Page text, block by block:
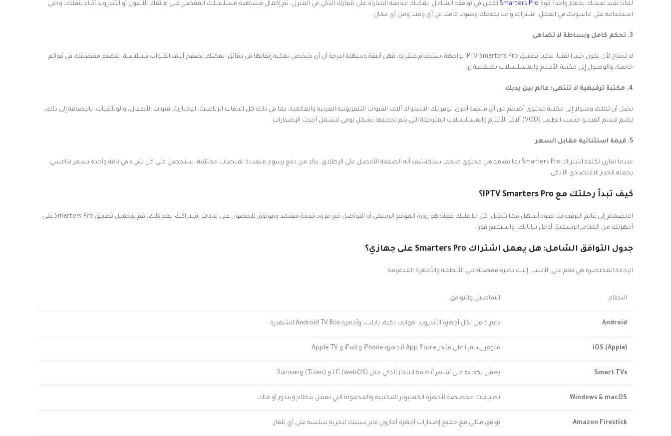
لماذا تقيد نفسك بجهاز واحد؟ قوة Smarters Pro تكمن في توافقه الشامل. يمكنك متابعة المباراة على تلفازك الذكي في المنزل، ثم إكمال مشاهدة مسلسلك المفضل على هاتفك الآيفون أو الأندرويد أثناء تنقلك، وحتى
استخدامه على حاسوبك في العمل. اشتراك واحد يمنحك وصولا كاملا في أي وقت ومن أي مكان.
3. تحكم كامل وبساطة لا تضاهى
لا تحتاج لأن تكون خبيرا تقنيا. يتميز تطبيق IPTV Smarters Pro بواجهة استخدام عبقرية، فهي أنيقة وسهلة لدرجة أن أي شخص يمكنه إتقانها في دقائق. يمكنك تصفح آلاف القنوات بسلاسة، تنظيم مفضلتك في قوائم
خاصة، والوصول إلى مكتبة الأفلام والمسلسلات بضغطة زر.
4. مكتبة ترفيهية لا تنتهي: عالم بين يديك
تخيل أن تملك وصولا إلى مكتبة محتوى أضخم من أي منصة أخرى. يوفر لك الاشتراك آلاف القنوات التلفزيونية العربية والعالمية، بما في ذلك كل الباقات الرياضية، الإخبارية، قنوات الأطفال، والوثائقيات. بالإضافة إلى ذلك،
يضم قسم الفيديو حسب الطلب (VOD) آلاف الأفلام والمسلسلات المترجمة التي يتم تحديثها بشكل يومي لتشمل أحدث الإصدارات.
5. قيمة استثنائية مقابل السعر
عندما تقارن تكلفة اشتراك Smarters Pro بما يقدمه من محتوى ضخم، ستكتشف أنه الصفقة الأفضل على الإطلاق. بدلا من دفع رسوم متعددة لمنصات مختلفة، ستحصل على كل شيء في باقة واحدة بسعر تنافسي
يجعله الخيار الاقتصادي الأذكى.
كيف تبدأ رحلتك مع IPTV Smarters Pro؟
الانضمام إلى عالم الترفيه بلا حدود أسهل مما تتخيل. كل ما عليك فعله هو زيارة الموقع الرسمي أو التواصل مع مزود خدمة معتمد وموثوق للحصول على بيانات اشتراكك. بعد ذلك، قم بتحميل تطبيق Smarters Pro على
أجهزتك من المتاجر الرسمية، أدخل بياناتك، واستمتع فورا.
جدول التوافق الشامل: هل يعمل اشتراك Smarters Pro على جهازي؟
الإجابة المختصرة هي نعم على الأغلب. إليك نظرة مفصلة على الأنظمة والأجهزة المدعومة:
النظام التفاصيل والتوافق
Android دعم كامل لكل أجهزة الأندرويد: هواتف ذكية، تابلت، وأجهزة Android TV Box الشهيرة.
iOS (Apple) متوفر رسميا على متجر App Store لأجهزة iPhone و iPad و Apple TV.
Smart TVs يعمل بكفاءة على أشهر أنظمة التلفاز الذكي مثل LG (webOS) و Samsung (Tizen).
Windows & macOS تطبيقات مخصصة لأجهزة الكمبيوتر المكتبية والمحمولة التي تعمل بنظام ويندوز أو ماك.
Amazon Firestick توافق مثالي مع جميع إصدارات أجهزة أمازون فاير ستيك لتجربة سلسة على أي تلفاز.